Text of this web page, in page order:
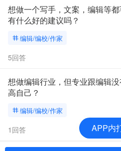
想做一个写手，文案，编辑等
有什么好的建议吗？
编辑/编校/作家
5回答
想做编辑行业，但专业跟编辑
高自己？
编辑/编校/作家
1回答 APP内